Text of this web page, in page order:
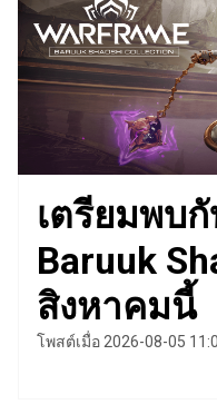
เตรียมพบ
Baruuk
สิงหาคมนี้
โพสต์เมื่อ 2026-08-05